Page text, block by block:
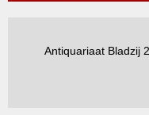
Antiquariaat Bladzij